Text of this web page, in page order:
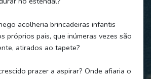
acolheria brincadeiras infantis
próprios pais, que inúmeras vezes são
atirados ao tapete?
prazer a aspirar? Onde afiaria o